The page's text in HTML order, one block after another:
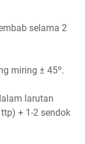
selama 2
miring ± 45º.
larutan
ttp) + 1-2 sendok